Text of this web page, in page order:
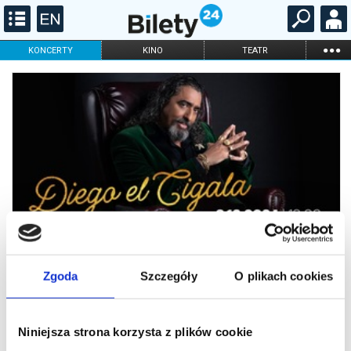
Zgoda Szczegóły O plikach cookies
Niniejsza strona korzysta z plików cookie
KONCERTY KINO TEATR ...
FILHARMONIA OPERA I BALET
ONLINE
DIEGO EL CIGALA - Obras Maestras
DIEGO EL CIGALA
Obras Maestras